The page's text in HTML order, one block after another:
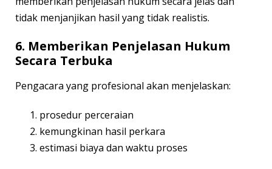
tidak menjanjikan hasil yang tidak realistis.
6. Memberikan Penjelasan Hukum
Secara Terbuka
Pengacara yang profesional akan menjelaskan:
prosedur perceraian
kemungkinan hasil perkara
estimasi biaya dan waktu proses